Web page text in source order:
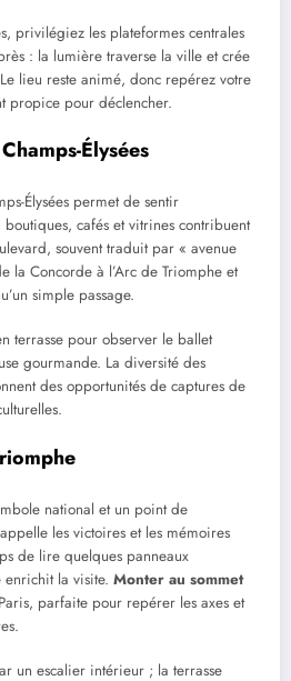
privilégiez les plateformes centrales
: la lumière traverse la ville et crée
lieu reste animé, donc repérez votre
propice pour déclencher.
Élysées
Élysées permet de sentir
boutiques, cafés et vitrines contribuent
souvent traduit par « avenue
la Concorde à l’Arc de Triomphe et
simple passage.
terrasse pour observer le ballet
gourmande. La diversité des
des opportunités de captures de
national et un point de
les victoires et les mémoires
de lire quelques panneaux
enrichit la visite. Monter au sommet
parfaite pour repérer les axes et
un escalier intérieur ; la terrasse